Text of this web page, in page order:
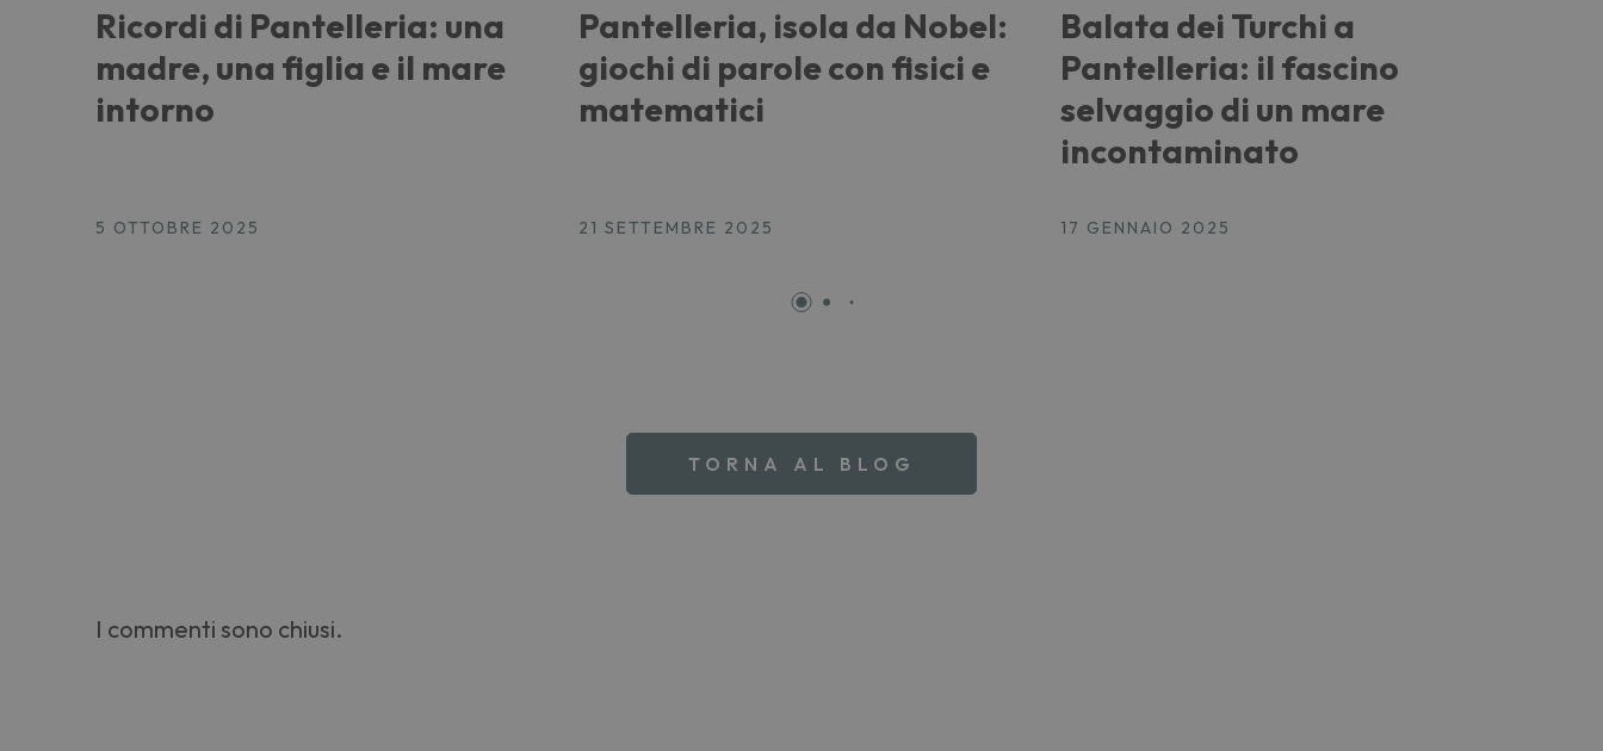
Ricordi di Pantelleria: una
madre, una figlia e il mare
intorno
5 OTTOBRE 2025
Pantelleria, isola da Nobel:
giochi di parole con fisici e
matematici
21 SETTEMBRE 2025
Balata dei Turchi a
Pantelleria: il fascino
selvaggio di un mare
incontaminato
17 GENNAIO 2025
TORNA AL BLOG
I commenti sono chiusi.